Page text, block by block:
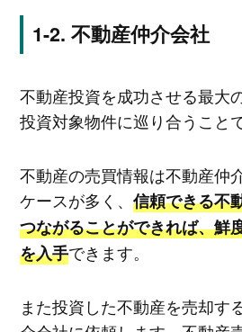
不動産仲介会社
不動産投資を成功させる最大
投資対象物件に巡り合うことで
不動産の売買情報は不動産仲
ケースが多く、 信頼できる不
つながることができれば、鮮
を入手できます。
また投資した不動産を売却す